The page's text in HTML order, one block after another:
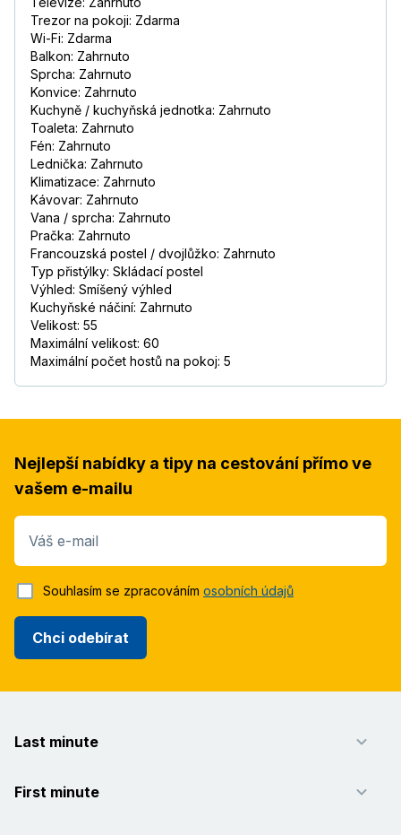
Trezor na pokoji: Zdarma
Wi-Fi: Zdarma
Balkon: Zahrnuto
Sprcha: Zahrnuto
Konvice: Zahrnuto
Kuchyně / kuchyňská jednotka: Zahrnuto
Toaleta: Zahrnuto
Fén: Zahrnuto
Lednička: Zahrnuto
Klimatizace: Zahrnuto
Kávovar: Zahrnuto
Vana / sprcha: Zahrnuto
Pračka: Zahrnuto
Francouzská postel / dvojlůžko: Zahrnuto
Typ přistýlky: Skládací postel
Výhled: Smíšený výhled
Kuchyňské náčiní: Zahrnuto
Velikost: 55
Maximální velikost: 60
Maximální počet hostů na pokoj: 5
Nejlepší nabídky a tipy na cestování přímo ve
vašem e-mailu
Váš e-mail
Chci odebírat
Souhlasím se zpracováním osobních údajů
Last minute
First minute